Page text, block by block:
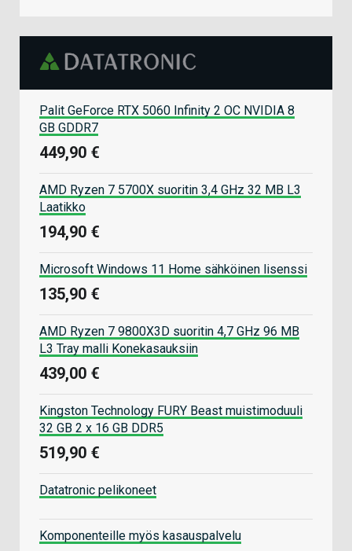
Palit GeForce RTX 5060 Infinity 2 OC NVIDIA 8
GB GDDR7
449,90 €
AMD Ryzen 7 5700X suoritin 3,4 GHz 32 MB L3
Laatikko
194,90 €
Microsoft Windows 11 Home sähköinen lisenssi
135,90 €
AMD Ryzen 7 9800X3D suoritin 4,7 GHz 96 MB
L3 Tray malli Konekasauksiin
439,00 €
Kingston Technology FURY Beast muistimoduuli
32 GB 2 x 16 GB DDR5
519,90 €
Datatronic pelikoneet
Komponenteille myös kasauspalvelu